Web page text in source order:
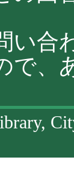
い合
で、